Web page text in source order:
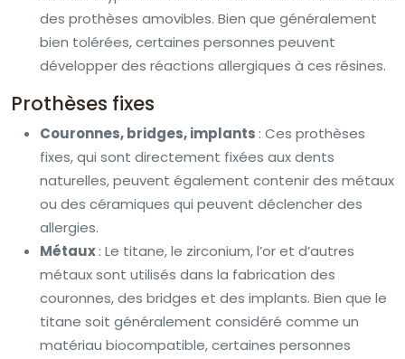
des prothèses amovibles. Bien que généralement
bien tolérées, certaines personnes peuvent
développer des réactions allergiques à ces résines.
Prothèses fixes
Couronnes, bridges, implants : Ces prothèses
fixes, qui sont directement fixées aux dents
naturelles, peuvent également contenir des métaux
ou des céramiques qui peuvent déclencher des
allergies.
Métaux: Le titane, le zirconium, l’or et d’autres
métaux sont utilisés dans la fabrication des
couronnes, des bridges et des implants. Bien que le
titane soit généralement considéré comme un
matériau biocompatible, certaines personnes